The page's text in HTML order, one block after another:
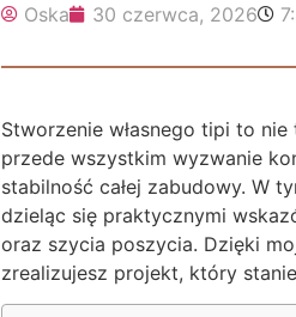
Oska 30 czerwca, 2026
Stworzenie własnego tipi to
przede wszystkim wyzwanie
stabilność całej zabudowy. W
dzieląc się praktycznymi
oraz szycia poszycia. Dzięki
zrealizujesz projekt, który